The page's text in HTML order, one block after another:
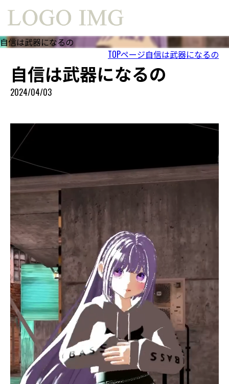
自信は武器になるの
TOPページ自信は武器になるの
自信は武器になるの
2024/04/03